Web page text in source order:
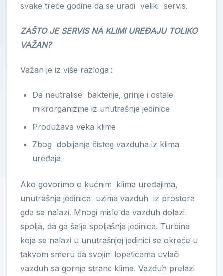
svake treće godine da se uradi veliki servis.
ZAŠTO JE SERVIS NA KLIMI UREĐAJU TOLIKO
VAŽAN?
Važan je iz više razloga :
Da neutralise bakterije, grinje i ostale
mikrorganizme iz unutrašnje jedinice
Produžava veka klime
Zbog dobijanja čistog vazduha iz klima
uređaja
Ako govorimo o kućnim klima uređajima,
unutrašnja jedinica uzima vazduh iz prostora
gde se nalazi. Mnogi misle da vazduh dolazi
spolja, da ga šalje spoljašnja jedinica. Turbina
koja se nalazi u unutrašnjoj jedinici se okreće u
takvom smeru da svojim lopaticama uvlači
vazduh sa gornje strane klime. Vazduh prelazi